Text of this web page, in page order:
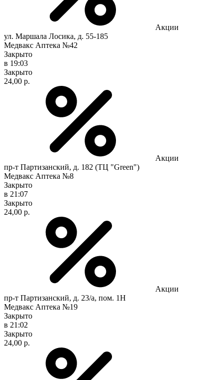
Акции
ул. Маршала Лосика, д. 55-185
Медвакс Аптека №42
Закрыто
в 19:03
Закрыто
24,00 р.
Акции
пр-т Партизанский, д. 182 (ТЦ "Green")
Медвакс Аптека №8
Закрыто
в 21:07
Закрыто
24,00 р.
Акции
пр-т Партизанский, д. 23/а, пом. 1Н
Медвакс Аптека №19
Закрыто
в 21:02
Закрыто
24,00 р.